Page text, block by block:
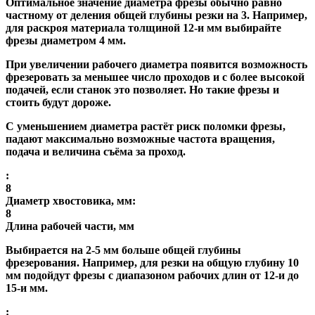
частному от деления общей глубины резки на 3. Например,
для раскроя материала толщиной 12-и мм выбирайте
фрезы диаметром 4 мм.
При увеличении рабочего диаметра появится возможность
фрезеровать за меньшее число проходов и с более высокой
подачей, если станок это позволяет. Но такие фрезы и
стоить будут дороже.
С уменьшением диаметра растёт риск поломки фрезы,
падают максимально возможные частота вращения,
подача и величина съёма за проход.
:
8
Диаметр хвостовика, мм:
8
Длина рабочей части, мм
Выбирается на 2-5 мм больше общей глубины
фрезерования. Например, для резки на общую глубину 10
мм подойдут фрезы с диапазоном рабочих длин от 12-и до
15-и мм.
: